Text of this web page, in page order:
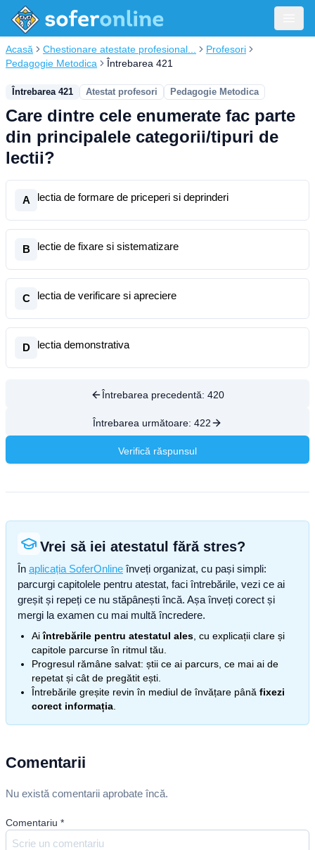
Acasă Chestionare atestate profesional...
Profesori
Pedagogie Metodica
Întrebarea 421
Întrebarea 421 Atestat profesori Pedagogie Metodica
Care dintre cele enumerate fac parte
din principalele categorii/tipuri de
lectii?
A lectia de formare de priceperi si deprinderi
B lectie de fixare si sistematizare
C lectia de verificare si apreciere
D lectia demonstrativa
Întrebarea precedentă: 420
Întrebarea următoare: 422
Verifică răspunsul
Vrei să iei atestatul fără stres?
În aplicația SoferOnline înveți organizat, cu pași simpli:
parcurgi capitolele pentru atestat, faci întrebările, vezi ce ai
greșit și repeți ce nu stăpânești încă. Așa înveți corect și
mergi la examen cu mai multă încredere.
Aiîntrebările pentru atestatul ales , cu explicații clare și
capitole parcurse în ritmul tău.
Progresul rămâne salvat: știi ce ai parcurs, ce mai ai de
repetat și cât de pregătit ești.
Întrebările greșite revin în mediul de învățare până fixezi
corect informația
Comentarii
Nu există comentarii aprobate încă.
Comentariu *